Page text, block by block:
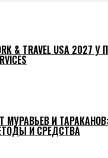
& TRAVEL USA 2027 У
И ТАРАКАНОВ:
И СРЕДСТВА